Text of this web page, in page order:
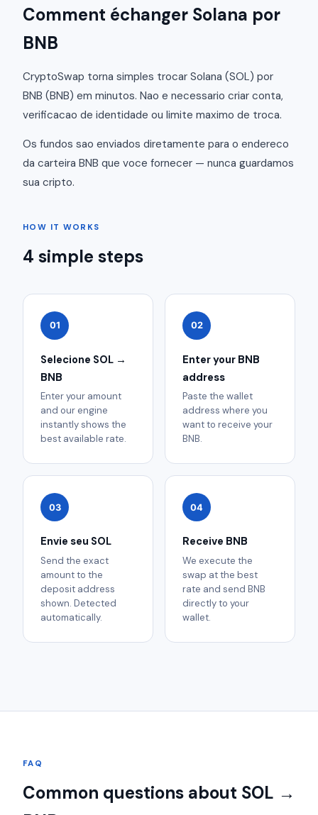
Comment échanger Solana por
BNB
CryptoSwap torna simples trocar Solana (SOL) por
BNB (BNB) em minutos. Nao e necessario criar conta,
verificacao de identidade ou limite maximo de troca.
Os fundos sao enviados diretamente para o endereco
da carteira BNB que voce fornecer — nunca guardamos
sua cripto.
HOW IT WORKS
4 simple steps
01
Selecione SOL →
BNB
Enter your amount
and our engine
instantly shows the
best available rate.
02
Enter your BNB
address
Paste the wallet
address where you
want to receive your
BNB.
03
Envie seu SOL
Send the exact
amount to the
deposit address
shown. Detected
automatically.
04
Receive BNB
We execute the
swap at the best
rate and send BNB
directly to your
wallet.
FAQ
Common questions about SOL →